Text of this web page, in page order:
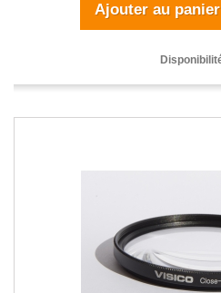
Ajouter au panier